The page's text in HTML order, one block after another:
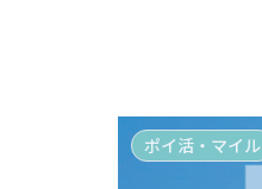
ポイ活・マイル